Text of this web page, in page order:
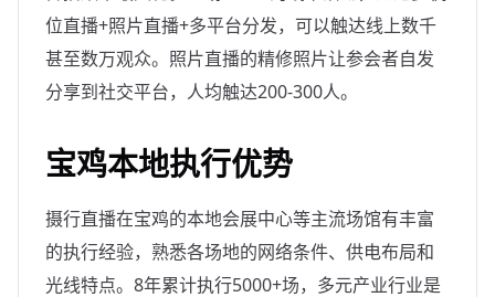
位直播+照片直播+多平台分发，可以触达线上数千
甚至数万观众。照片直播的精修照片让参会者自发
分享到社交平台，人均触达200-300人。
宝鸡本地执行优势
摄行直播在宝鸡的本地会展中心等主流场馆有丰富
的执行经验，熟悉各场地的网络条件、供电布局和
光线特点。8年累计执行5000+场，多元产业行业是